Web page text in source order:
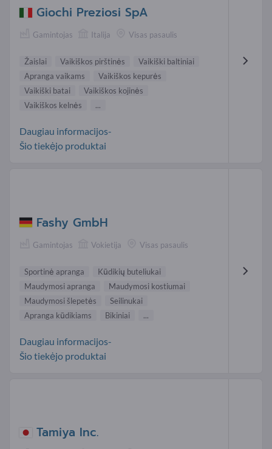
Giochi Preziosi SpA
Gamintojas Italija Visas pasaulis
Žaislai Vaikiškos pirštinės
Vaikiški baltiniai
Apranga vaikams
Vaikiškos kepurės
Vaikiški batai
Vaikiškos kojinės
Vaikiškos kelnės
...
Daugiau informacijos-
Šio tiekėjo produktai
Fashy GmbH
Gamintojas Vokietija Visas pasaulis
Sportinė apranga
Kūdikių buteliukai
Maudymosi apranga
Maudymosi kostiumai
Maudymosi šlepetės
Seilinukai
Apranga kūdikiams
Bikiniai ...
Daugiau informacijos-
Šio tiekėjo produktai
Tamiya Inc.